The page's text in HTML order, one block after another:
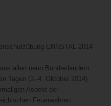
ENNSTAL 2014
allen neun Bundesländern
Tagen (3.-4. Oktober 2014)
Aspekt der
Feuerwehren.